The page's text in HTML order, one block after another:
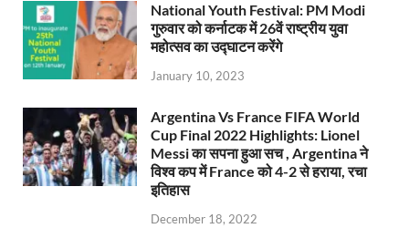
National Youth Festival: PM Modi
गुरुवार को कर्नाटक में 26वें राष्ट्रीय युवा
महोत्सव का उद्घाटन करेंगे
January 10, 2023
Argentina Vs France FIFA World
Cup Final 2022 Highlights: Lionel
Messi का सपना हुआ सच , Argentina ने
विश्व कप में France को 4-2 से हराया, रचा
इतिहास
December 18, 2022